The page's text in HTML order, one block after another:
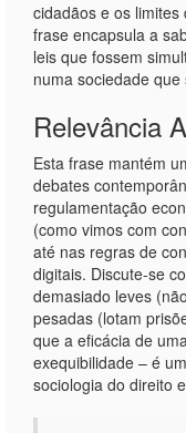
cidadãos e os
frase encapsula a
leis que fossem
numa sociedade
Relevância
Esta frase mantém
debates
regulamentação
(como vimos com
até nas regras de
digitais. Discute-se
demasiado leves
pesadas (lotam
que a eficácia de
exequibilidade – é
sociologia do direito